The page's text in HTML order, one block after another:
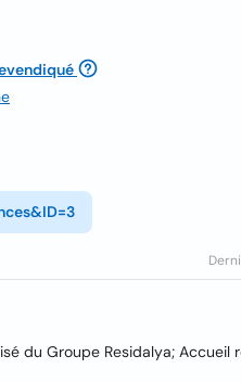
du Groupe Residalya;